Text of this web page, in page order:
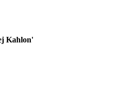
Kahlon'